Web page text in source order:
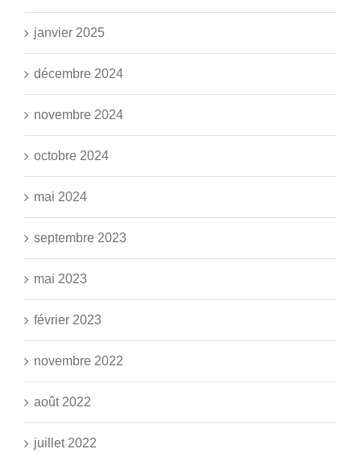
janvier 2025
décembre 2024
novembre 2024
octobre 2024
mai 2024
septembre 2023
mai 2023
février 2023
novembre 2022
août 2022
juillet 2022